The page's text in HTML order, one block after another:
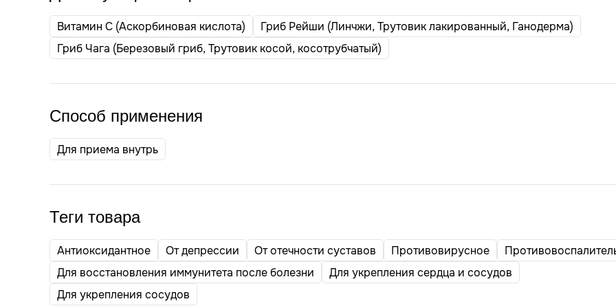
Витамин С (Аскорбиновая кислота)
Гриб Рейши (Линчжи, Трутовик лакированный, Ганодерма)
Гриб Чага (Березовый гриб, Трутовик косой, косотрубчатый)
Способ применения
Для приема внутрь
Теги товара
Антиоксидантное От депрессии От отечности суставов Противовирусное
Для восстановления иммунитета после болезни
Для укрепления сердца и сосудов
Для укрепления сосудов